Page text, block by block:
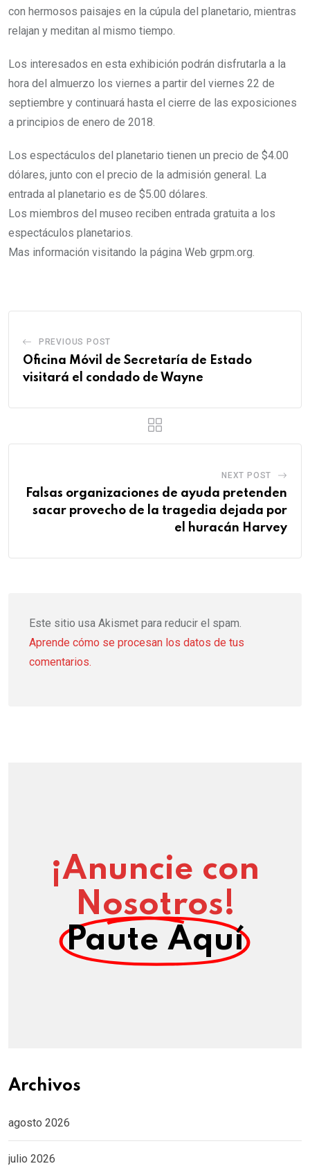
con hermosos paisajes en la cúpula del planetario, mientras
relajan y meditan al mismo tiempo.
Los interesados en esta exhibición podrán disfrutarla a la
hora del almuerzo los viernes a partir del viernes 22 de
septiembre y continuará hasta el cierre de las exposiciones
a principios de enero de 2018.
Los espectáculos del planetario tienen un precio de $4.00
dólares, junto con el precio de la admisión general. La
entrada al planetario es de $5.00 dólares.
Los miembros del museo reciben entrada gratuita a los
espectáculos planetarios.
Mas información visitando la página Web grpm.org.
PREVIOUS POST
Oficina Móvil de Secretaría de Estado
visitará el condado de Wayne
NEXT POST
Falsas organizaciones de ayuda pretenden
sacar provecho de la tragedia dejada por
el huracán Harvey
Este sitio usa Akismet para reducir el spam.
Aprende cómo se procesan los datos de tus
comentarios.
¡Anuncie con
Nosotros!
Paute Aquí
Archivos
agosto 2026
julio 2026